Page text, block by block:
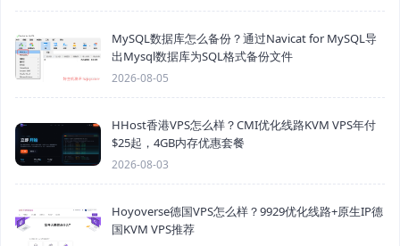
MySQL数据库怎么备份？通过Navicat for MySQL导
出Mysql数据库为SQL格式备份文件
2026-08-05
HHost香港VPS怎么样？CMI优化线路KVM VPS年付
$25起，4GB内存优惠套餐
2026-08-03
Hoyoverse德国VPS怎么样？9929优化线路+原生IP德
国KVM VPS推荐